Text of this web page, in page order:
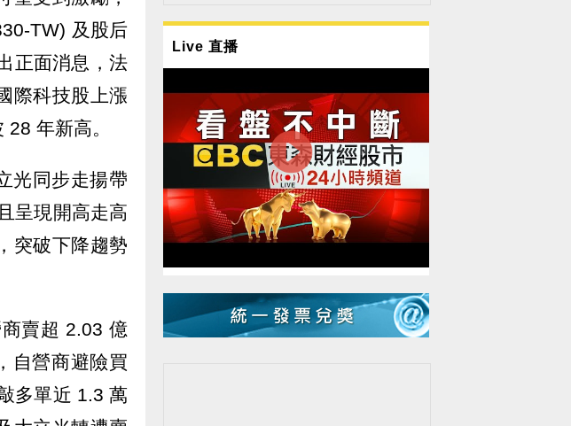
TW) 及股后
正面消息，法
際科技股上漲
年新高。
光同步走揚帶
呈現開高走高
突破下降趨勢
賣超 2.03 億
自營商避險買
多單近 1.3 萬
Live 直播